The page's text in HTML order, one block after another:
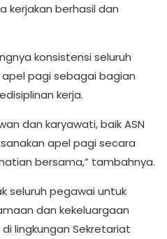
kerjakan berhasil dan
konsistensi seluruh
pagi sebagai bagian
kerja.
dan karyawati, baik ASN
apel pagi secara
bersama,” tambahnya.
seluruh pegawai untuk
dan kekeluargaan
lingkungan Sekretariat